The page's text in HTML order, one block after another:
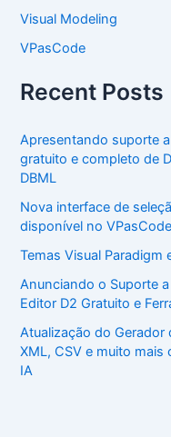
Visual Modeling
VPasCode
Recent Posts
Apresentando suporte
gratuito e completo de
DBML
Nova interface de
disponível no VPasCode
Temas Visual Paradigm
Anunciando o Suporte
Editor D2 Gratuito e
Atualização do Gerador
XML, CSV e muito
IA